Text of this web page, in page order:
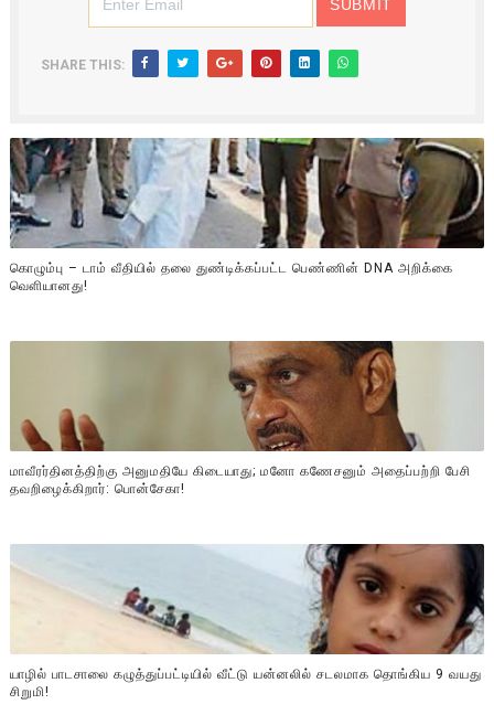
SHARE THIS:
கொழும்பு – டாம் வீதியில் தலை துண்டிக்கப்பட்ட பெண்ணின் DNA அறிக்கை
வௌியானது!
மாவீரர்தினத்திற்கு அனுமதியே கிடையாது; மனோ கணேசனும் அதைப்பற்றி பேசி
தவறிழைக்கிறார்: பொன்சேகா!
யாழில் பாடசாலை கழுத்துப்பட்டியில் வீட்டு யன்னலில் சடலமாக தொங்கிய 9 வயது
சிறுமி!